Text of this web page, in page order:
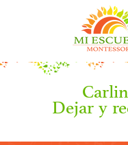
Dejar y